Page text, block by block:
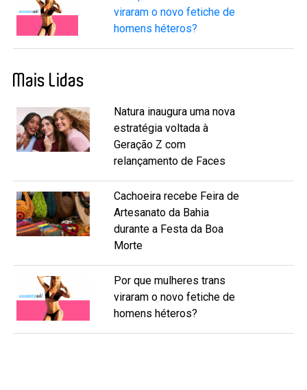
viraram o novo fetiche de
homens héteros?
Mais Lidas
Natura inaugura uma nova
estratégia voltada à
Geração Z com
relançamento de Faces
Cachoeira recebe Feira de
Artesanato da Bahia
durante a Festa da Boa
Morte
Por que mulheres trans
viraram o novo fetiche de
homens héteros?